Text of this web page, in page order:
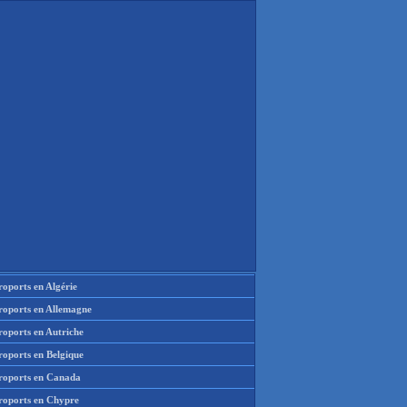
en Algérie
en Allemagne
en Autriche
en Belgique
en Canada
en Chypre